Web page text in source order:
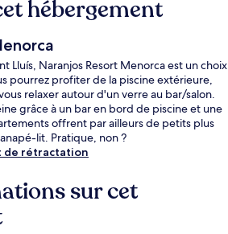
hébergement
Lluís, Naranjos Resort Menorca est un choix
pourrez profiter de la piscine extérieure,
relaxer autour d'un verre au bar/salon.
grâce à un bar en bord de piscine et une
offrent par ailleurs de petits plus
lit. Pratique, non ?
de rétractation
sur cet